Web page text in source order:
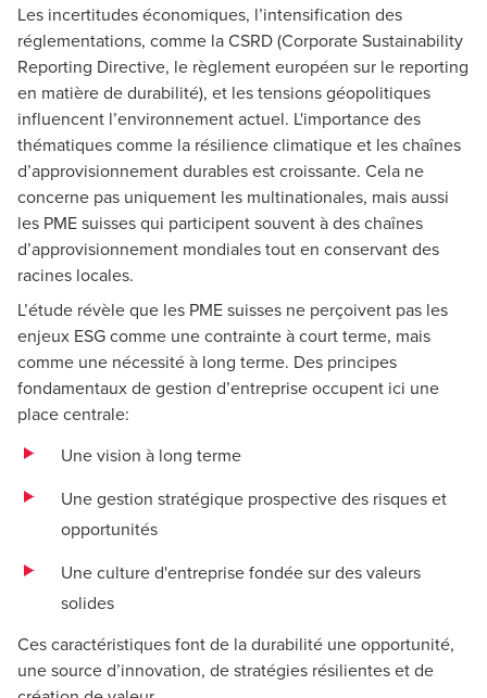
Les incertitudes économiques, l’intensification des
réglementations, comme la CSRD (Corporate Sustainability
Reporting Directive, le règlement européen sur le reporting
en matière de durabilité), et les tensions géopolitiques
influencent l’environnement actuel. L'importance des
thématiques comme la résilience climatique et les chaînes
d’approvisionnement durables est croissante. Cela ne
concerne pas uniquement les multinationales, mais aussi
les PME suisses qui participent souvent à des chaînes
d’approvisionnement mondiales tout en conservant des
racines locales.
L’étude révèle que les PME suisses ne perçoivent pas les
enjeux ESG comme une contrainte à court terme, mais
comme une nécessité à long terme. Des principes
fondamentaux de gestion d’entreprise occupent ici une
place centrale:
Une vision à long terme
Une gestion stratégique prospective des risques et
opportunités
Une culture d'entreprise fondée sur des valeurs
solides
Ces caractéristiques font de la durabilité une opportunité,
une source d’innovation, de stratégies résilientes et de